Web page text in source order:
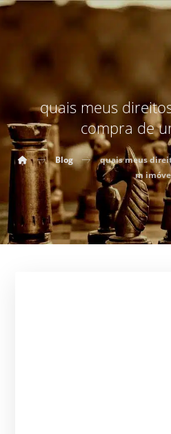
quais meus
compra de
Blog
quais meus
m